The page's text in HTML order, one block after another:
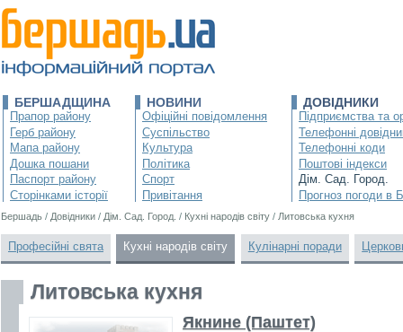
БЕРШАДЩИНА
Прапор району
Герб району
Мапа району
Дошка пошани
Паспорт району
Сторінками історії
НОВИНИ
Офіційні повідомлення
Суспільство
Культура
Політика
Спорт
Привітання
ДОВІДНИКИ
Підприємства та
Телефонні
Телефонні коди
Поштові індекси
Дім. Сад. Город.
Прогноз погоди в
Бершадь / Довідники / Дім. Сад. Город. / Кухні народів світу / Литовська кухня
Професійні свята Кухні народів світу Кулінарні поради
Литовська кухня
Якнине (Паштет)